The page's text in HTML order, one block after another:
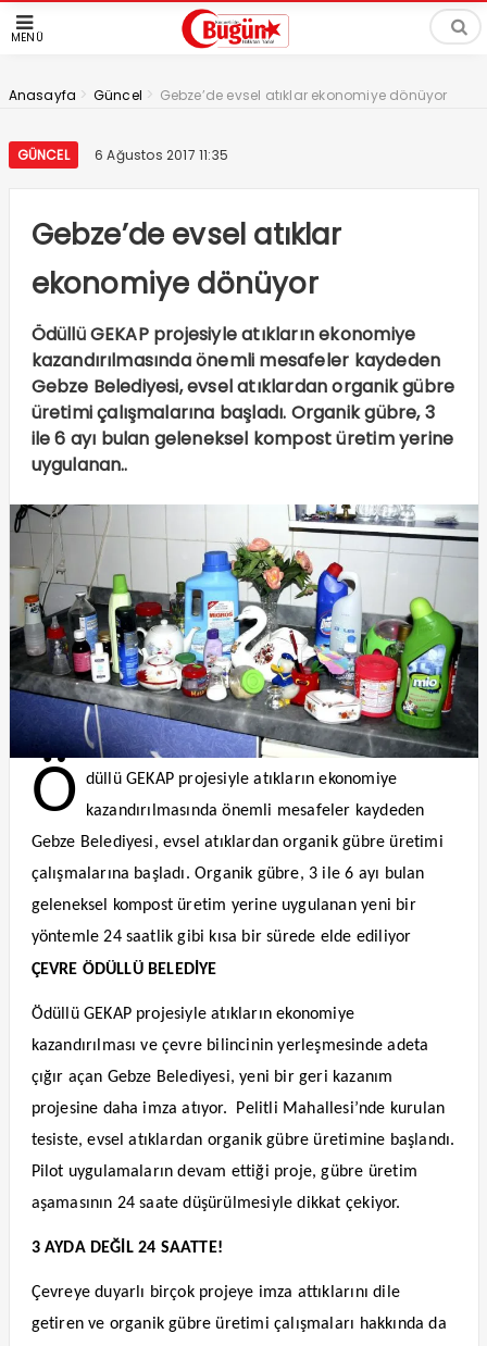
MENÜ
Anasayfa > Güncel > Gebze’de evsel atıklar ekonomiye dönüyor
GÜNCEL 6 Ağustos 2017 11:35
Gebze’de evsel atıklar
ekonomiye dönüyor
Ödüllü GEKAP projesiyle atıkların ekonomiye
kazandırılmasında önemli mesafeler kaydeden
Gebze Belediyesi, evsel atıklardan organik gübre
üretimi çalışmalarına başladı. Organik gübre, 3
ile 6 ayı bulan geleneksel kompost üretim yerine
uygulanan..
Ö düllü GEKAP projesiyle atıkların ekonomiye
kazandırılmasında önemli mesafeler kaydeden
Gebze Belediyesi, evsel atıklardan organik gübre üretimi
çalışmalarına başladı. Organik gübre, 3 ile 6 ayı bulan
geleneksel kompost üretim yerine uygulanan yeni bir
yöntemle 24 saatlik gibi kısa bir sürede elde ediliyor
ÇEVRE ÖDÜLLÜ BELEDİYE
Ödüllü GEKAP projesiyle atıkların ekonomiye
kazandırılması ve çevre bilincinin yerleşmesinde adeta
çığır açan Gebze Belediyesi, yeni bir geri kazanım
projesine daha imza atıyor. Pelitli Mahallesi’nde kurulan
tesiste, evsel atıklardan organik gübre üretimine başlandı.
Pilot uygulamaların devam ettiği proje, gübre üretim
aşamasının 24 saate düşürülmesiyle dikkat çekiyor.
3 AYDA DEĞİL 24 SAATTE!
Çevreye duyarlı birçok projeye imza attıklarını dile
getiren ve organik gübre üretimi çalışmaları hakkında da